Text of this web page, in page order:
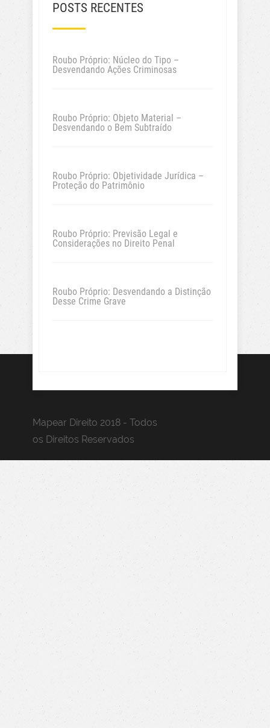
POSTS RECENTES
Roubo Próprio: Núcleo do Tipo –
Desvendando Ações Criminosas
Roubo Próprio: Objeto Material –
Desvendando o Bem Subtraído
Roubo Próprio: Objetividade Jurídica –
Proteção do Patrimônio
Roubo Próprio: Previsão Legal e
Considerações no Direito Penal
Roubo Próprio: Desvendando a Distinção
Desse Crime Grave
Mapear Direito 2018 - Todos
os Direitos Reservados